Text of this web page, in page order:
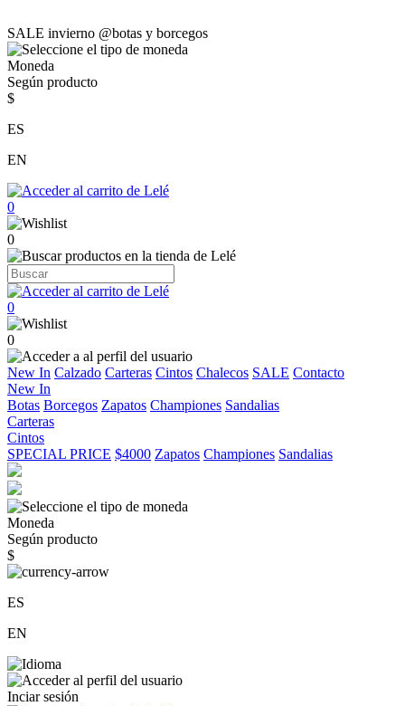
SALE invierno @botas y borcegos
Moneda
Según producto
$
ES
EN
0
0
0
0
New In Calzado Carteras Cintos Chalecos SALE Contacto
New In
Botas Borcegos Zapatos Championes Sandalias
Carteras
Cintos
SPECIAL PRICE $4000 Zapatos Championes Sandalias
Moneda
Según producto
$
ES
EN
Inciar sesión